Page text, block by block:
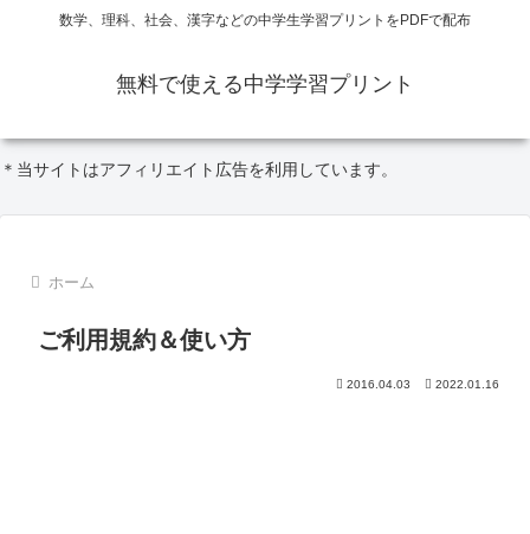
数学、理科、社会、漢字などの中学生学習プリントをPDFで配布
無料で使える中学学習プリント
＊当サイトはアフィリエイト広告を利用しています。
ホーム
ご利用規約＆使い方
2016.04.03 2022.01.16